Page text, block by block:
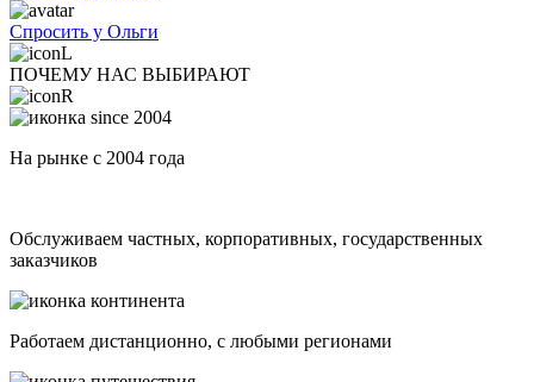
Спросить у Ольги
ПОЧЕМУ НАС ВЫБИРАЮТ
На рынке с 2004 года
Обслуживаем частных, корпоративных, государственных
заказчиков
Работаем дистанционно, с любыми регионами